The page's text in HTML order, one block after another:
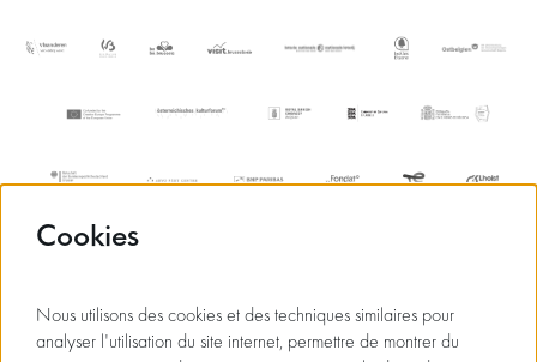
Cookies
Nous utilisons des cookies et des techniques similaires pour
analyser l'utilisation du site internet, permettre de montrer du